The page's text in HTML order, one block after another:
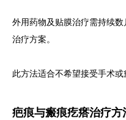
外用药物及贴膜治疗需持续
治疗方案。
此方法适合不希望接受手术或
疤痕与瘢痕疙瘩治疗